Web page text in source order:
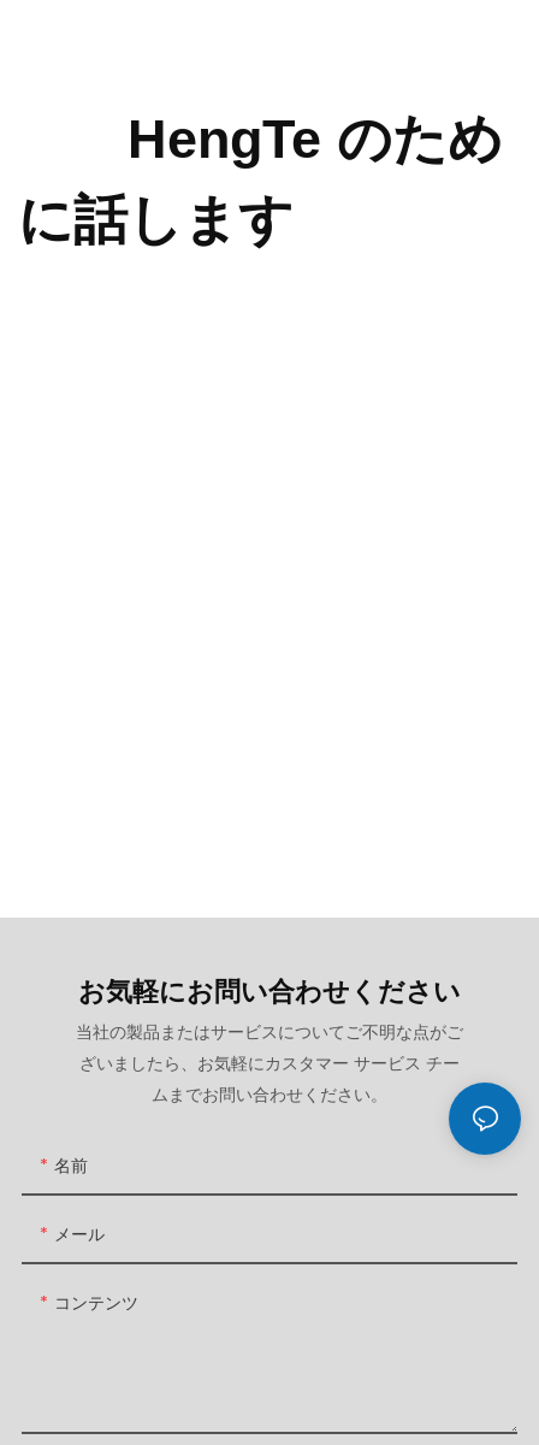
HengTe のため
に話します
お気軽にお問い合わせください
当社の製品またはサービスについてご不明な点がご
ざいましたら、お気軽にカスタマー サービス チー
ムまでお問い合わせください。
名前
メール
コンテンツ